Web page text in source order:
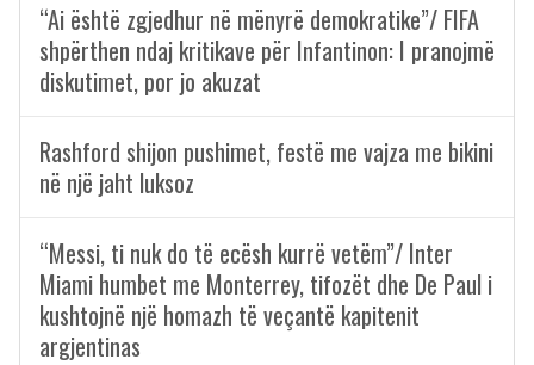
“Ai është zgjedhur në mënyrë demokratike”/ FIFA
shpërthen ndaj kritikave për Infantinon: I pranojmë
diskutimet, por jo akuzat
Rashford shijon pushimet, festë me vajza me bikini
në një jaht luksoz
“Messi, ti nuk do të ecësh kurrë vetëm”/ Inter
Miami humbet me Monterrey, tifozët dhe De Paul i
kushtojnë një homazh të veçantë kapitenit
argjentinas